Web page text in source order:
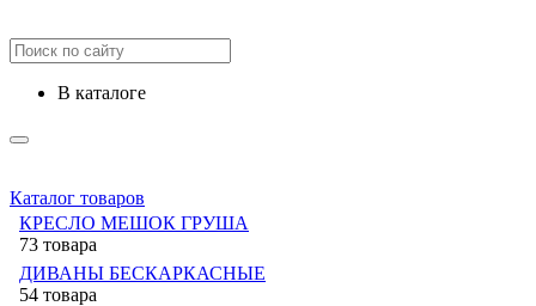
в каталоге
Каталог товаров
КРЕСЛО МЕШОК ГРУША
73 товара
ДИВАНЫ БЕСКАРКАСНЫЕ
54 товара